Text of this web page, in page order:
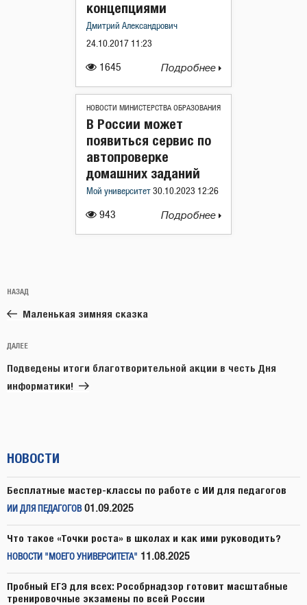
1645
концепциями
Дмитрий Александрович
24.10.2017 11:23
Подробнее
НОВОСТИ МИНИСТЕРСТВА ОБРАЗОВАНИЯ
943
В России может
появиться сервис по
автопроверке
домашних заданий
Мой университет 30.10.2023 12:26
Подробнее
по
записям
Предыдущая
запись:
НАЗАД
Маленькая зимняя сказка
Следующая
запись
ДАЛЕЕ
Подведены итоги благотворительной акции в честь Дня
информатики!
НОВОСТИ
Бесплатные мастер-классы по работе с ИИ для педагогов
ИИ ДЛЯ ПЕДАГОГОВ 01.09.2025
Что такое «Точки роста» в школах и как ими руководить?
НОВОСТИ "МОЕГО УНИВЕРСИТЕТА" 11.08.2025
Пробный ЕГЭ для всех: Рособрнадзор готовит масштабные
тренировочные экзамены по всей России